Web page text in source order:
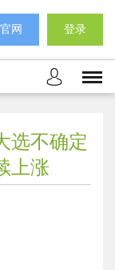
网 登录
选不确定
上涨